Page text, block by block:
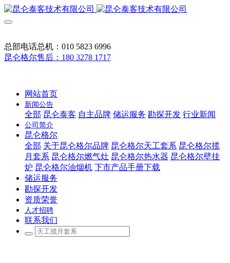
总部电话总机：010 5823 6996
昆仑格尔售后：180 3278 1717
网站首页
新闻公告
全部 昆仑泰客 自主品牌 储运服务 勘探开发 行业新闻
公司简介
昆仑格尔
全部 关于昆仑格尔品牌 昆仑格尔天工套系 昆仑格尔揽
月套系 昆仑格尔燃气灶 昆仑格尔热水器 昆仑格尔壁挂
炉 昆仑格尔油烟机 下市产品手册下载
储运服务
勘探开发
资质荣誉
人才招聘
联系我们